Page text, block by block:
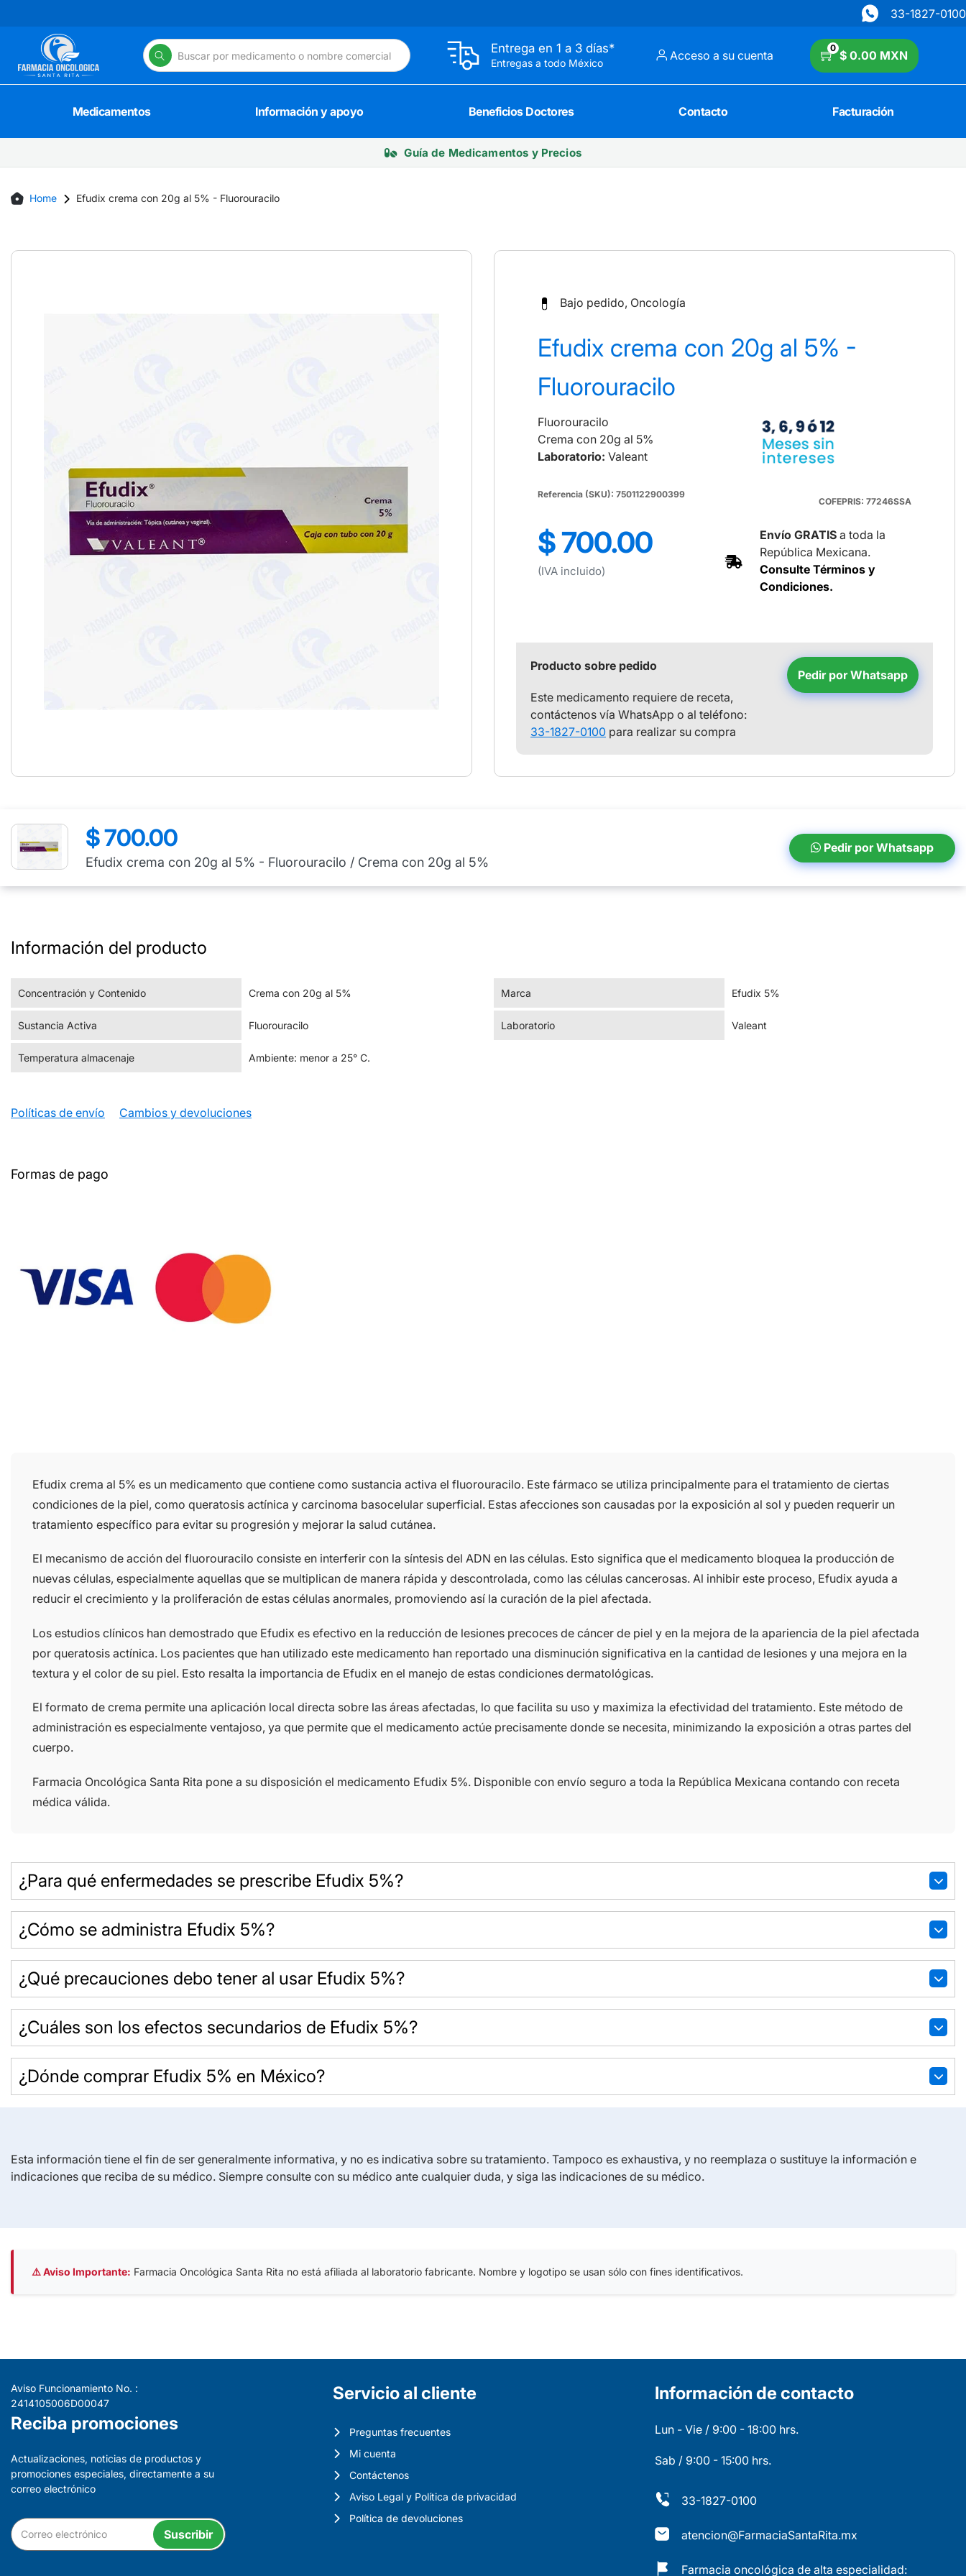
33-1827-0100
Entrega en 1 a 3 días*
Entregas a todo México Acceso a su cuenta
0
$ 0.00 MXN
Medicamentos Información y apoyo Beneficios Doctores Contacto Facturación
Guía de Medicamentos y Precios
Home Efudix crema con 20g al 5% - Fluorouracilo
Bajo pedido, Oncología
Efudix crema con 20g al 5% -
Fluorouracilo
Fluorouracilo
Crema con 20g al 5%
Laboratorio: Valeant
Referencia (SKU): 7501122900399
COFEPRIS: 77246SSA
Precio
regular
$ 700.00
(IVA incluido)
Envío GRATIS a toda la
República Mexicana.
Consulte Términos y
Condiciones.
Producto sobre pedido
Este medicamento requiere de receta,
contáctenos vía WhatsApp o al teléfono:
33-1827-0100 para realizar su compra
Pedir por Whatsapp
Precio
regular
$ 700.00
Efudix crema con 20g al 5% - Fluorouracilo / Crema con 20g al 5%
Pedir por Whatsapp
Información del producto
Concentración y Contenido Crema con 20g al 5%
Sustancia Activa Fluorouracilo
Temperatura almacenaje Ambiente: menor a 25° C.
Marca Efudix 5%
Laboratorio Valeant
Políticas de envío Cambios y devoluciones
Formas de pago
Efudix crema al 5% es un medicamento que contiene como sustancia activa el fluorouracilo. Este fármaco se utiliza principalmente para el tratamiento de ciertas
condiciones de la piel, como queratosis actínica y carcinoma basocelular superficial. Estas afecciones son causadas por la exposición al sol y pueden requerir un
tratamiento específico para evitar su progresión y mejorar la salud cutánea.
El mecanismo de acción del fluorouracilo consiste en interferir con la síntesis del ADN en las células. Esto significa que el medicamento bloquea la producción de
nuevas células, especialmente aquellas que se multiplican de manera rápida y descontrolada, como las células cancerosas. Al inhibir este proceso, Efudix ayuda a
reducir el crecimiento y la proliferación de estas células anormales, promoviendo así la curación de la piel afectada.
Los estudios clínicos han demostrado que Efudix es efectivo en la reducción de lesiones precoces de cáncer de piel y en la mejora de la apariencia de la piel afectada
por queratosis actínica. Los pacientes que han utilizado este medicamento han reportado una disminución significativa en la cantidad de lesiones y una mejora en la
textura y el color de su piel. Esto resalta la importancia de Efudix en el manejo de estas condiciones dermatológicas.
El formato de crema permite una aplicación local directa sobre las áreas afectadas, lo que facilita su uso y maximiza la efectividad del tratamiento. Este método de
administración es especialmente ventajoso, ya que permite que el medicamento actúe precisamente donde se necesita, minimizando la exposición a otras partes del
cuerpo.
Farmacia Oncológica Santa Rita pone a su disposición el medicamento Efudix 5%. Disponible con envío seguro a toda la República Mexicana contando con receta
médica válida.
¿Para qué enfermedades se prescribe Efudix 5%?
¿Cómo se administra Efudix 5%?
¿Qué precauciones debo tener al usar Efudix 5%?
¿Cuáles son los efectos secundarios de Efudix 5%?
¿Dónde comprar Efudix 5% en México?
Esta información tiene el fin de ser generalmente informativa, y no es indicativa sobre su tratamiento. Tampoco es exhaustiva, y no reemplaza o sustituye la información e
indicaciones que reciba de su médico. Siempre consulte con su médico ante cualquier duda, y siga las indicaciones de su médico.
⚠️ Aviso Importante: Farmacia Oncológica Santa Rita no está afiliada al laboratorio fabricante. Nombre y logotipo se usan sólo con fines identificativos.
Aviso Funcionamiento No. :
2414105006D00047
Reciba promociones
Actualizaciones, noticias de productos y
promociones especiales, directamente a su
correo electrónico
Suscribir
Servicio al cliente
Preguntas frecuentes
Mi cuenta
Contáctenos
Aviso Legal y Política de privacidad
Política de devoluciones
Información de contacto
Lun - Vie / 9:00 - 18:00 hrs.
Sab / 9:00 - 15:00 hrs.
33-1827-0100
atencion@FarmaciaSantaRita.mx
Farmacia oncológica de alta especialidad: